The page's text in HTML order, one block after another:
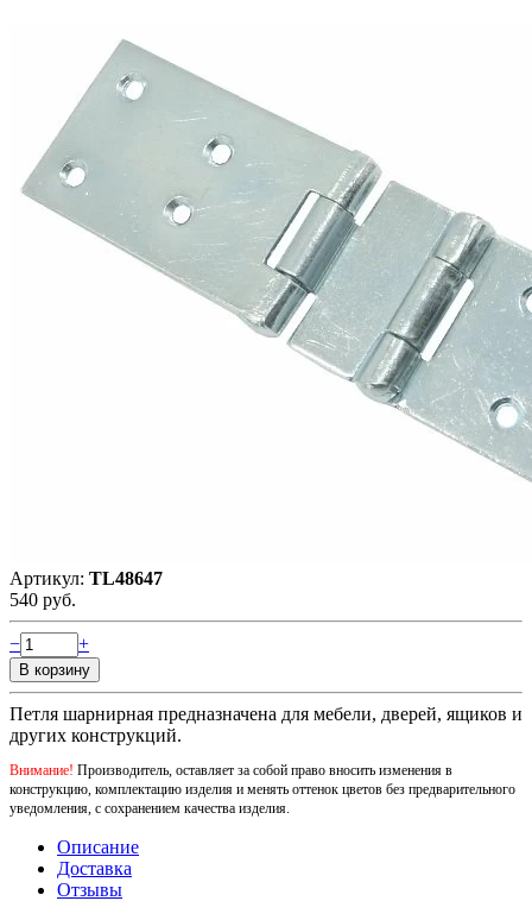
Артикул: TL48647
540 руб.
− +
Петля шарнирная предназначена для мебели, дверей, ящиков и
других конструкций.
Внимание! Производитель, оставляет за собой право вносить изменения в
конструкцию, комплектацию изделия и менять оттенок цветов без предварительного
уведомления, с сохранением качества изделия.
Описание
Доставка
Отзывы